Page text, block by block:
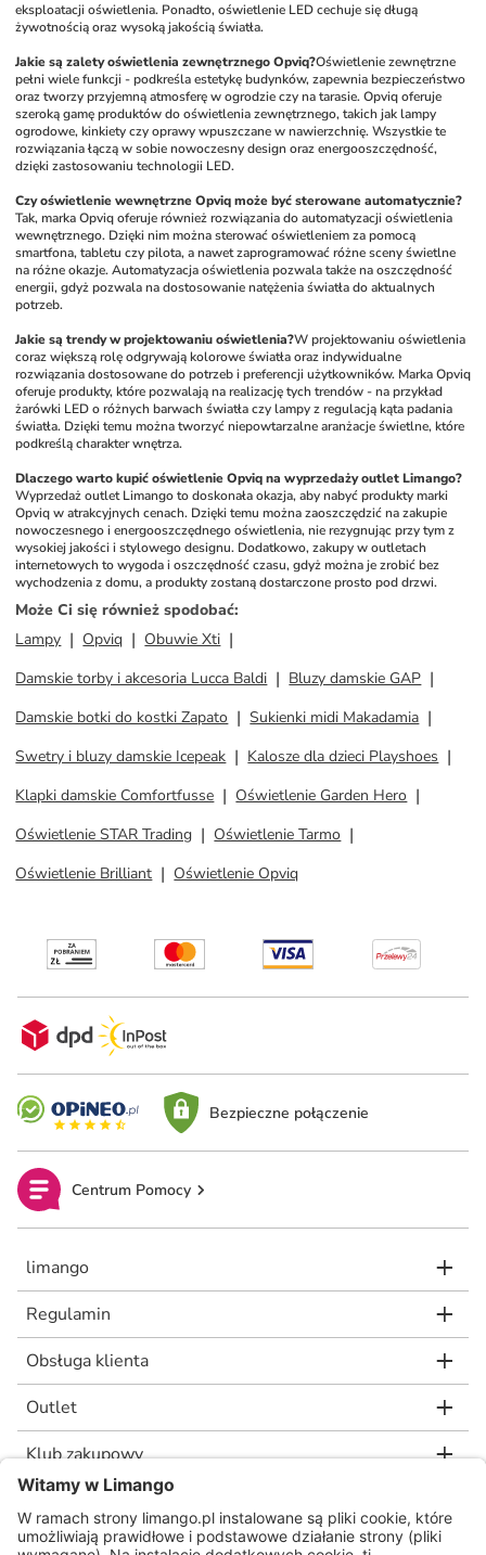
eksploatacji oświetlenia. Ponadto, oświetlenie LED cechuje się długą
żywotnością oraz wysoką jakością światła.
Jakie są zalety oświetlenia zewnętrznego Opviq?Oświetlenie zewnętrzne
pełni wiele funkcji - podkreśla estetykę budynków, zapewnia bezpieczeństwo
oraz tworzy przyjemną atmosferę w ogrodzie czy na tarasie. Opviq oferuje
szeroką gamę produktów do oświetlenia zewnętrznego, takich jak lampy
ogrodowe, kinkiety czy oprawy wpuszczane w nawierzchnię. Wszystkie te
rozwiązania łączą w sobie nowoczesny design oraz energooszczędność,
dzięki zastosowaniu technologii LED.
Czy oświetlenie wewnętrzne Opviq może być sterowane automatycznie?
Tak, marka Opviq oferuje również rozwiązania do automatyzacji oświetlenia
wewnętrznego. Dzięki nim można sterować oświetleniem za pomocą
smartfona, tabletu czy pilota, a nawet zaprogramować różne sceny świetlne
na różne okazje. Automatyzacja oświetlenia pozwala także na oszczędność
energii, gdyż pozwala na dostosowanie natężenia światła do aktualnych
potrzeb.
Jakie są trendy w projektowaniu oświetlenia?W projektowaniu oświetlenia
coraz większą rolę odgrywają kolorowe światła oraz indywidualne
rozwiązania dostosowane do potrzeb i preferencji użytkowników. Marka Opviq
oferuje produkty, które pozwalają na realizację tych trendów - na przykład
żarówki LED o różnych barwach światła czy lampy z regulacją kąta padania
światła. Dzięki temu można tworzyć niepowtarzalne aranżacje świetlne, które
podkreślą charakter wnętrza.
Dlaczego warto kupić oświetlenie Opviq na wyprzedaży outlet Limango?
Wyprzedaż outlet Limango to doskonała okazja, aby nabyć produkty marki
Opviq w atrakcyjnych cenach. Dzięki temu można zaoszczędzić na zakupie
nowoczesnego i energooszczędnego oświetlenia, nie rezygnując przy tym z
wysokiej jakości i stylowego designu. Dodatkowo, zakupy w outletach
internetowych to wygoda i oszczędność czasu, gdyż można je zrobić bez
wychodzenia z domu, a produkty zostaną dostarczone prosto pod drzwi.
Może Ci się również spodobać:
Lampy
Opviq
Obuwie Xti
Damskie torby i akcesoria Lucca Baldi
Bluzy damskie GAP
Damskie botki do kostki Zapato
Sukienki midi Makadamia
Swetry i bluzy damskie Icepeak
Kalosze dla dzieci Playshoes
Klapki damskie Comfortfusse
Oświetlenie Garden Hero
Oświetlenie STAR Trading
Oświetlenie Tarmo
Oświetlenie Brilliant
Oświetlenie Opviq
Bezpieczne połączenie
Centrum Pomocy
limango
Regulamin
Obsługa klienta
Outlet
Klub zakupowy